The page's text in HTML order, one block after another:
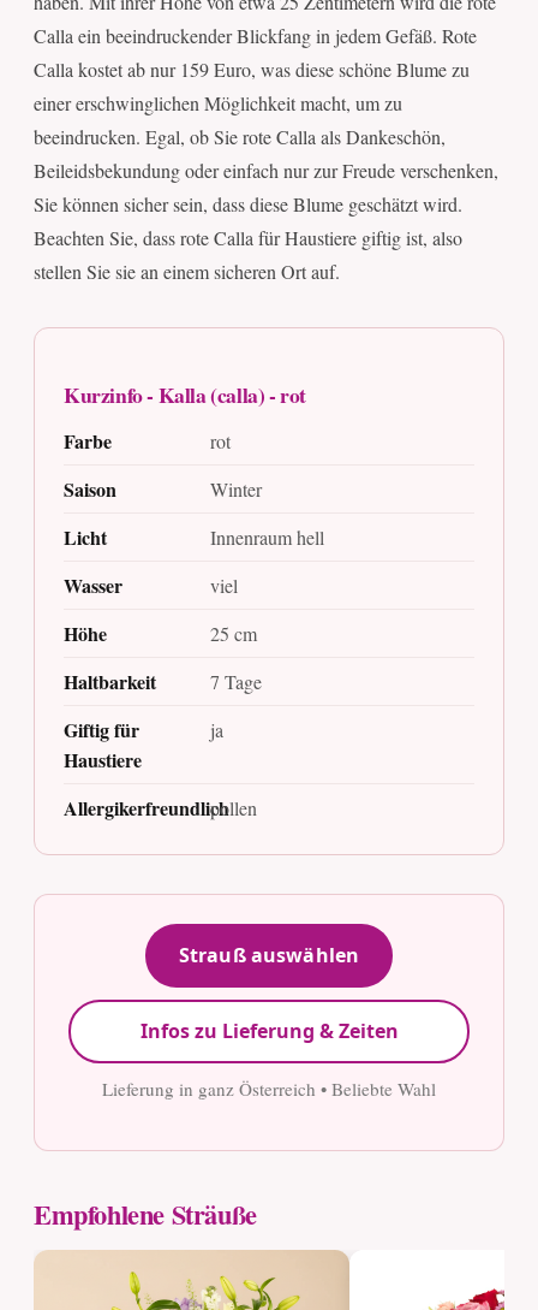
Calla ein beeindruckender Blickfang in jedem Gefäß. Rote
Calla kostet ab nur 159 Euro, was diese schöne Blume zu
einer erschwinglichen Möglichkeit macht, um zu
beeindrucken. Egal, ob Sie rote Calla als Dankeschön,
Beileidsbekundung oder einfach nur zur Freude verschenken,
Sie können sicher sein, dass diese Blume geschätzt wird.
Beachten Sie, dass rote Calla für Haustiere giftig ist, also
stellen Sie sie an einem sicheren Ort auf.
Kurzinfo - Kalla (calla) - rot
Farbe rot
Saison Winter
Licht Innenraum hell
Wasser viel
Höhe 25 cm
Haltbarkeit 7 Tage
Giftig für
Haustiere
ja
Allergikerfreundlichpollen
Strauß auswählen
Infos zu Lieferung & Zeiten
Lieferung in ganz Österreich • Beliebte Wahl
Empfohlene Sträuße